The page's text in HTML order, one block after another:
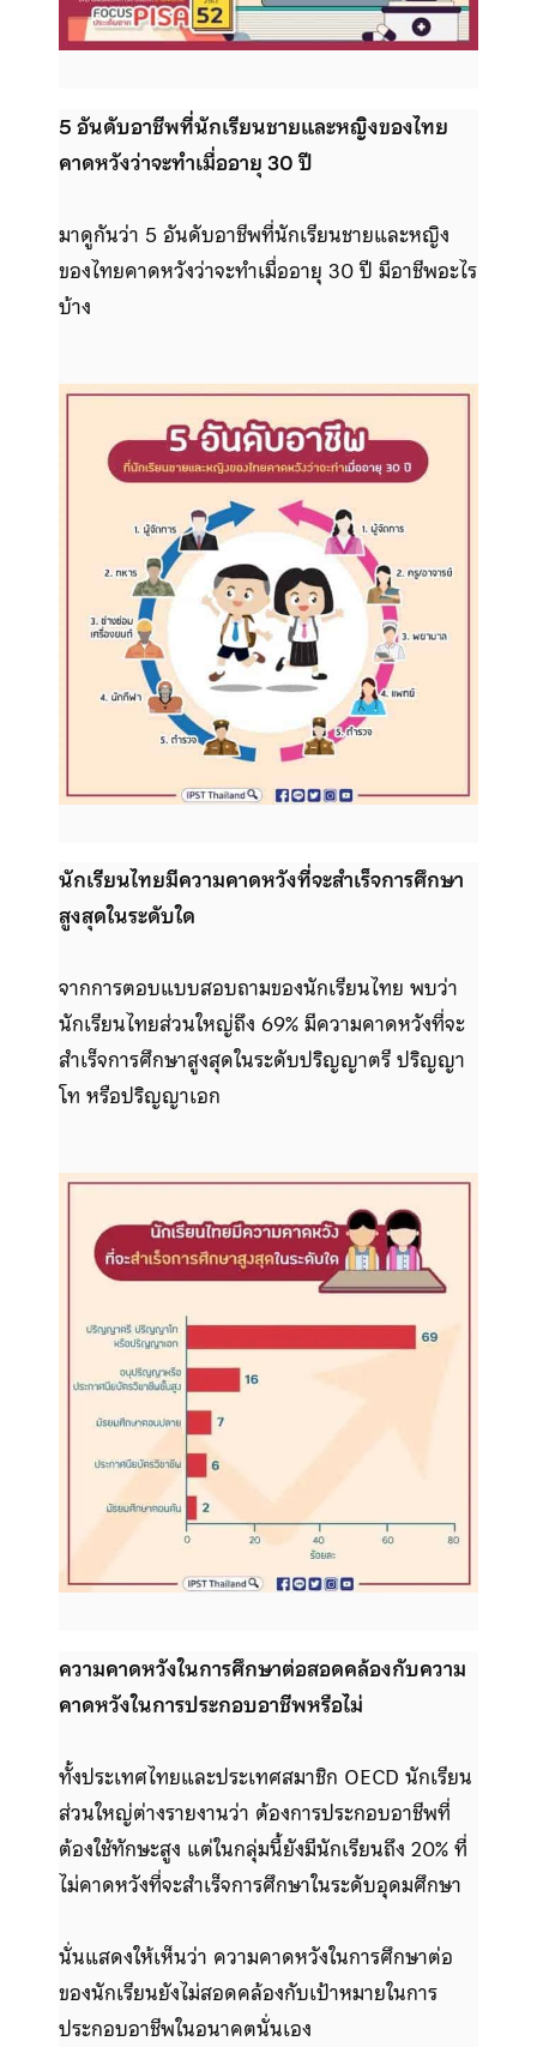
5 อันดับอาชีพที่นักเรียนชายและหญิงของไทย
คาดหวังว่าจะทำเมื่ออายุ 30 ปี
มาดูกันว่า 5 อันดับอาชีพที่นักเรียนชายและหญิง
ของไทยคาดหวังว่าจะทำเมื่ออายุ 30 ปี มีอาชีพอะไร
บ้าง
นักเรียนไทยมีความคาดหวังที่จะสำเร็จการศึกษา
สูงสุดในระดับใด
จากการตอบแบบสอบถามของนักเรียนไทย พบว่า
นักเรียนไทยส่วนใหญ่ถึง 69% มีความคาดหวังที่จะ
สำเร็จการศึกษาสูงสุดในระดับปริญญาตรี ปริญญา
โท หรือปริญญาเอก
ความคาดหวังในการศึกษาต่อสอดคล้องกับความ
คาดหวังในการประกอบอาชีพหรือไม่
ทั้งประเทศไทยและประเทศสมาชิก OECD นักเรียน
ส่วนใหญ่ต่างรายงานว่า ต้องการประกอบอาชีพที่
ต้องใช้ทักษะสูง แต่ในกลุ่มนี้ยังมีนักเรียนถึง 20% ที่
ไม่คาดหวังที่จะสำเร็จการศึกษาในระดับอุดมศึกษา
นั่นแสดงให้เห็นว่า ความคาดหวังในการศึกษาต่อ
ของนักเรียนยังไม่สอดคล้องกับเป้าหมายในการ
ประกอบอาชีพในอนาคตนั่นเอง